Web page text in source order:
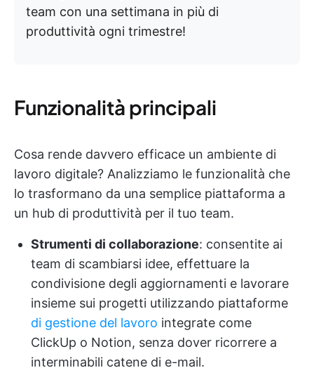
team con una settimana in più di
produttività ogni trimestre!
Funzionalità principali
Cosa rende davvero efficace un ambiente di
lavoro digitale? Analizziamo le funzionalità che
lo trasformano da una semplice piattaforma a
un hub di produttività per il tuo team.
Strumenti di collaborazione: consentite ai
team di scambiarsi idee, effettuare la
condivisione degli aggiornamenti e lavorare
insieme sui progetti utilizzando piattaforme
di gestione del lavoro integrate come
ClickUp o Notion, senza dover ricorrere a
interminabili catene di e-mail.